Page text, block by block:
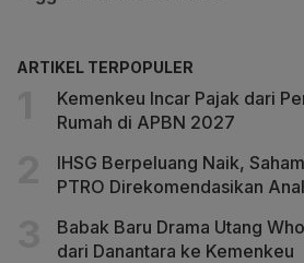
ARTIKEL TERPOPULER
Kemenkeu Incar Pajak dari
Rumah di APBN 2027
IHSG Berpeluang Naik,
PTRO Direkomendasikan
Babak Baru Drama Utang
dari Danantara ke Kemenkeu